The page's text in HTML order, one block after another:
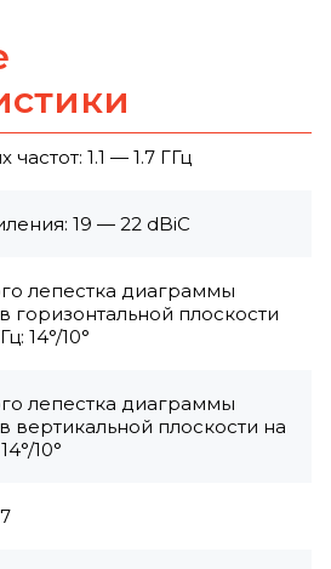
1.1 — 1.7 ГГц
19 — 22 dBiС
лепестка диаграммы
горизонтальной плоскости
14°/10°
лепестка диаграммы
вертикальной плоскости на
10°